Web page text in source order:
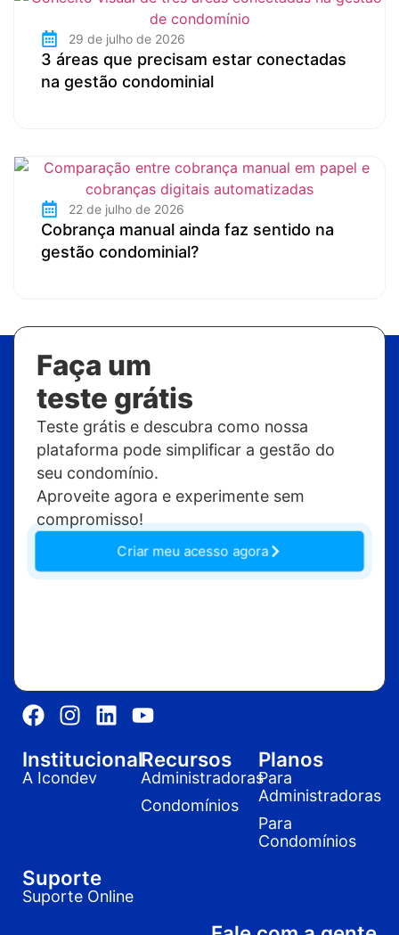
29 de julho de 2026
3 áreas que precisam estar conectadas
na gestão condominial
22 de julho de 2026
Cobrança manual ainda faz sentido na
gestão condominial?
Faça um
teste grátis
Teste grátis e descubra como nossa
plataforma pode simplificar a gestão do
seu condomínio.
Aproveite agora e experimente sem
compromisso!
Criar meu acesso agora
Institucional
A Icondev
Recursos
Administradoras
Condomínios
Planos
Para
Administradoras
Para
Condomínios
Suporte
Suporte Online